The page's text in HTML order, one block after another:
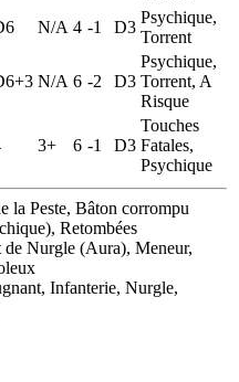
N/A 4 -1 D3
Psychique,
Torrent
N/A 6 -2 D3
Psychique,
Torrent, A
Risque
3+ 6 -1 D3
Touches
Fatales,
Psychique
la Peste, Bâton corrompu
Retombées
Nurgle (Aura), Meneur,
Infanterie, Nurgle,